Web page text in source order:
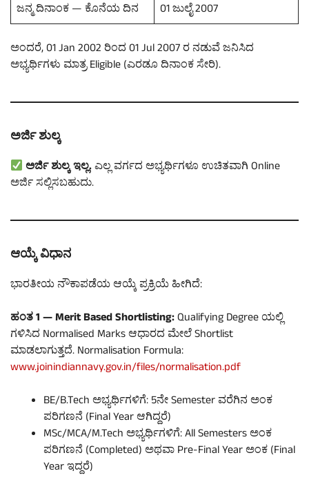
ಜನ್ಮ ದಿನಾಂಕ — ಕೊನೆಯ ದಿನ
01 ಜುಲೈ 2007
ಅಂದರೆ, 01 Jan 2002 ರಿಂದ 01 Jul 2007 ರ ನಡುವೆ ಜನಿಸಿದ
ಅಭ್ಯರ್ಥಿಗಳು ಮಾತ್ರ Eligible (ಎರಡೂ ದಿನಾಂಕ ಸೇರಿ).
ಅರ್ಜಿ ಶುಲ್ಕ
ಅರ್ಜಿ ಶುಲ್ಕ ಇಲ್ಲ.ಎಲ್ಲ ವರ್ಗದ ಅಭ್ಯರ್ಥಿಗಳೂ ಉಚಿತವಾಗಿ Online
ಅರ್ಜಿ ಸಲ್ಲಿಸಬಹುದು.
ಆಯ್ಕೆ ವಿಧಾನ
ಭಾರತೀಯ ನೌಕಾಪಡೆಯ ಆಯ್ಕೆ ಪ್ರಕ್ರಿಯೆ ಹೀಗಿದೆ:
ಹಂತ 1 — Merit Based Shortlisting:Qualifying Degree ಯಲ್ಲಿ
ಗಳಿಸಿದ Normalised Marks ಆಧಾರದ ಮೇಲೆ Shortlist
ಮಾಡಲಾಗುತ್ತದೆ. Normalisation Formula:
www.joinindiannavy.gov.in/files/normalisation.pdf
BE/B.Tech ಅಭ್ಯರ್ಥಿಗಳಿಗೆ: 5ನೇ Semester ವರೆಗಿನ ಅಂಕ
ಪರಿಗಣನೆ (Final Year ಆಗಿದ್ದರೆ)
MSc/MCA/M.Tech ಅಭ್ಯರ್ಥಿಗಳಿಗೆ: All Semesters ಅಂಕ
ಪರಿಗಣನೆ (Completed) ಅಥವಾ Pre-Final Year ಅಂಕ (Final
Year ಇದ್ದರೆ)